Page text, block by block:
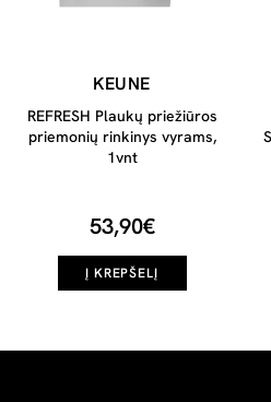
KEUNE
REFRESH Plaukų priežiūros
priemonių rinkinys vyrams,
1vnt
53,90€
Į KREPŠELĮ